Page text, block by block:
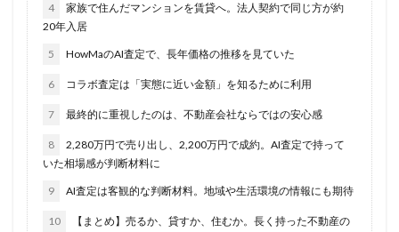
4
家族で住んだマンションを賃貸へ。法人契約で同じ方が約
20年入居
5 HowMaのAI査定で、長年価格の推移を見ていた
6 コラボ査定は「実態に近い金額」を知るために利用
7 最終的に重視したのは、不動産会社ならではの安心感
8
2,280万円で売り出し、2,200万円で成約。AI査定で持って
いた相場感が判断材料に
9 AI査定は客観的な判断材料。地域や生活環境の情報にも期待
10
【まとめ】売るか、貸すか、住むか。長く持った不動産の